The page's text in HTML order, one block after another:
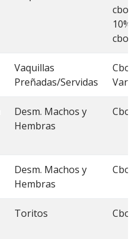
cbo
10%
cbo 6
Vaquillas
Preñadas/Servidas
Cbo
Desm. Machos y
Hembras
Cbo
Desm. Machos y
Hembras
Cbo
Toritos Cbo